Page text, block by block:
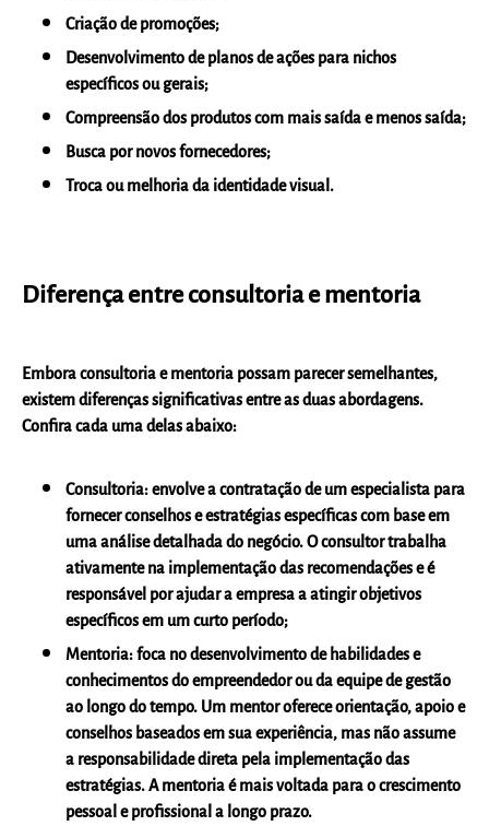
Criação de promoções;
Desenvolvimento de planos de ações para nichos
específicos ou gerais;
Compreensão dos produtos com mais saída e menos saída;
Busca por novos fornecedores;
Troca ou melhoria da identidade visual.
Diferença entre consultoria e mentoria
Embora consultoria e mentoria possam parecer semelhantes,
existem diferenças significativas entre as duas abordagens.
Confira cada uma delas abaixo:
Consultoria:envolve a contratação de um especialista para
fornecer conselhos e estratégias específicas com base em
uma análise detalhada do negócio. O consultor trabalha
ativamente na implementação das recomendações e é
responsável por ajudar a empresa a atingir objetivos
específicos em um curto período;
Mentoria:foca no desenvolvimento de habilidades e
conhecimentos do empreendedor ou da equipe de gestão
ao longo do tempo. Um mentor oferece orientação, apoio e
conselhos baseados em sua experiência, mas não assume
a responsabilidade direta pela implementação das
estratégias. A mentoria é mais voltada para o crescimento
pessoal e profissional a longo prazo.